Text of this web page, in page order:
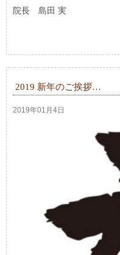
院長 島田 実
2019 新年のご挨拶…
2019年01月4日